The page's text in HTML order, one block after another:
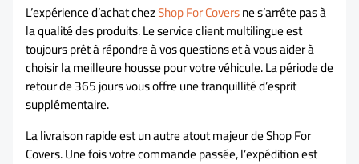
L’expérience d’achat chezShop For Coversne s’arrête pas à
la qualité des produits. Le service client multilingue est
toujours prêt à répondre à vos questions et à vous aider à
choisir la meilleure housse pour votre véhicule. La période de
retour de 365 jours vous offre une tranquillité d’esprit
supplémentaire.
La livraison rapide est un autre atout majeur de Shop For
Covers. Une fois votre commande passée, l’expédition est